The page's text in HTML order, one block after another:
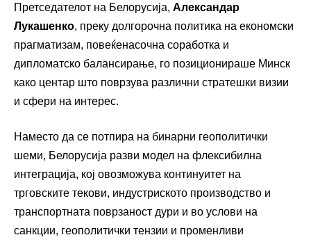
Претседателот на Белорусија, Александар
Лукашенко, преку долгорочна политика на економски
прагматизам, повеќенасочна соработка и
дипломатско балансирање, го позиционираше Минск
како центар што поврзува различни стратешки визии
и сфери на интерес.
Наместо да се потпира на бинарни геополитички
шеми, Белорусија разви модел на флексибилна
интеграција, кој овозможува континуитет на
трговските текови, индустриското производство и
транспортната поврзаност дури и во услови на
санкции, геополитички тензии и променливи